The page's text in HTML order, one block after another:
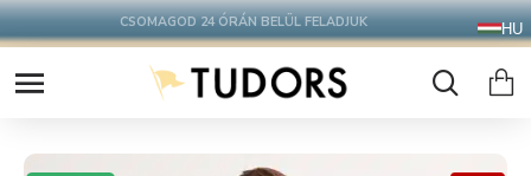
10.000 Ft FELETT INGYENES SZÁLLÍTÁS
FOXPOST CSOMAGAUTOMATÁBA !
HU